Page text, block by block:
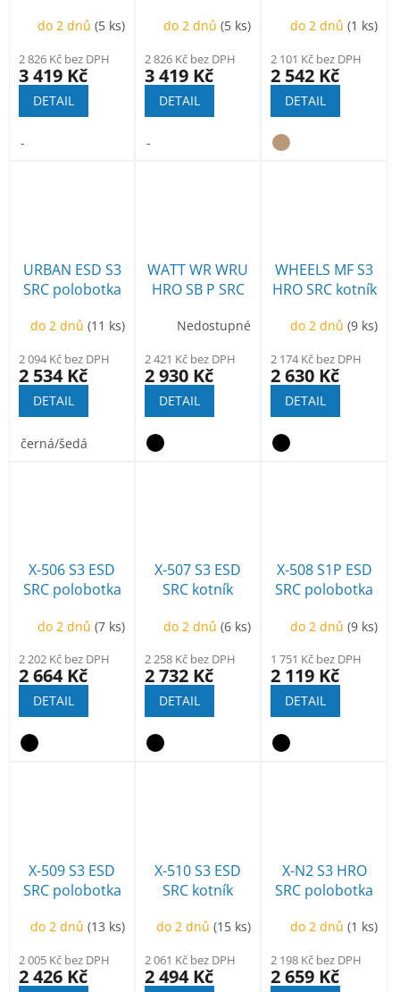
do 2 dnů(5 ks)
2 826 Kč bez DPH
3 419 Kč
DETAIL
-
polobotka
do 2 dnů(5 ks)
2 826 Kč bez DPH
3 419 Kč
DETAIL
-
do 2 dnů (1 ks)
2 101 Kč bez DPH
2 542 Kč
DETAIL
URBAN ESD S3
SRC polobotka
do 2 dnů(11 ks)
2 094 Kč bez DPH
2 534 Kč
DETAIL
černá/šedá
WATT WR WRU
HRO SB P SRC
Nedostupné
2 421 Kč bez DPH
2 930 Kč
DETAIL
WHEELS MF S3
HRO SRC kotník
do 2 dnů (9 ks)
2 174 Kč bez DPH
2 630 Kč
DETAIL
X-506 S3 ESD
SRC polobotka
do 2 dnů(7 ks)
2 202 Kč bez DPH
2 664 Kč
DETAIL
X-507 S3 ESD
SRC kotník
do 2 dnů(6 ks)
2 258 Kč bez DPH
2 732 Kč
DETAIL
X-508 S1P ESD
SRC polobotka
do 2 dnů (9 ks)
1 751 Kč bez DPH
2 119 Kč
DETAIL
X-509 S3 ESD
SRC polobotka
do 2 dnů(13 ks)
2 005 Kč bez DPH
2 426 Kč
X-510 S3 ESD
SRC kotník
do 2 dnů(15 ks)
2 061 Kč bez DPH
2 494 Kč
X-N2 S3 HRO
SRC polobotka
do 2 dnů (1 ks)
2 198 Kč bez DPH
2 659 Kč